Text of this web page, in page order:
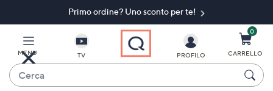
principale
Primo ordine? Uno sconto per te!​
MENU TV
Cerca
PROFILO
0
CARRELLO